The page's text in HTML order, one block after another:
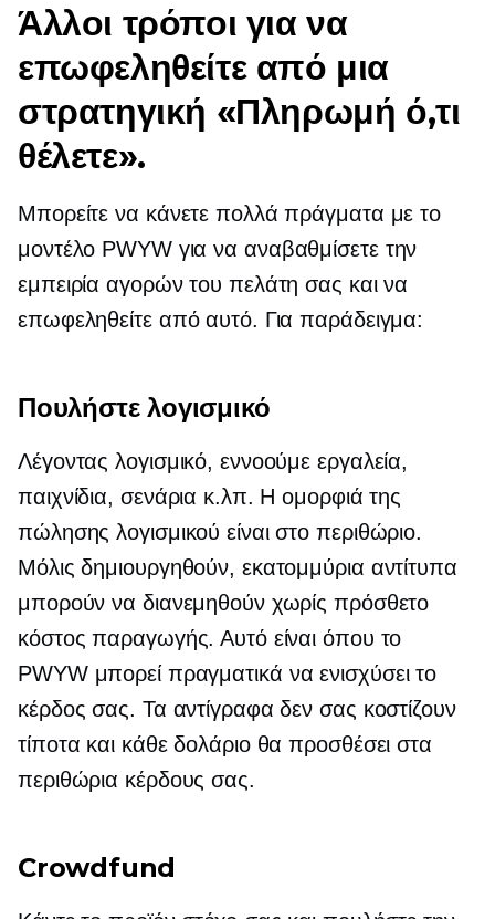
Άλλοι τρόποι για να
επωφεληθείτε από μια
στρατηγική «Πληρωμή ό,τι
θέλετε».
Μπορείτε να κάνετε πολλά πράγματα με το
μοντέλο PWYW για να αναβαθμίσετε την
εμπειρία αγορών του πελάτη σας και να
επωφεληθείτε από αυτό. Για παράδειγμα:
Πουλήστε λογισμικό
Λέγοντας λογισμικό, εννοούμε εργαλεία,
παιχνίδια, σενάρια κ.λπ. Η ομορφιά της
πώλησης λογισμικού είναι στο περιθώριο.
Μόλις δημιουργηθούν, εκατομμύρια αντίτυπα
μπορούν να διανεμηθούν χωρίς πρόσθετο
κόστος παραγωγής. Αυτό είναι όπου το
PWYW μπορεί πραγματικά να ενισχύσει το
κέρδος σας. Τα αντίγραφα δεν σας κοστίζουν
τίποτα και κάθε δολάριο θα προσθέσει στα
περιθώρια κέρδους σας.
Crowdfund